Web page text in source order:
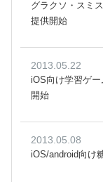
グラクソ・スミ
提供開始
2013.05.22
iOS向け学習ゲ
開始
2013.05.08
iOS/android向け